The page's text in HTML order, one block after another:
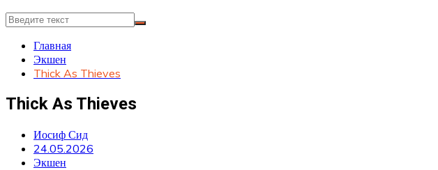
Главная
Экшен
Thick As Thieves
Thick As Thieves
Иосиф Сид
24.05.2026
Экшен